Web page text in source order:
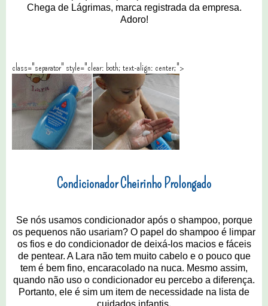
Chega de Lágrimas, marca registrada da empresa.
Adoro!
class="separator" style="clear: both; text-align: center;">
Condicionador Cheirinho Prolongado
Se nós usamos condicionador após o shampoo, porque
os pequenos não usariam? O papel do shampoo é limpar
os fios e do condicionador de deixá-los macios e fáceis
de pentear. A Lara não tem muito cabelo e o pouco que
tem é bem fino, encaracolado na nuca. Mesmo assim,
quando não uso o condicionador eu percebo a diferença.
Portanto, ele é sim um item de necessidade na lista de
cuidados infantis.